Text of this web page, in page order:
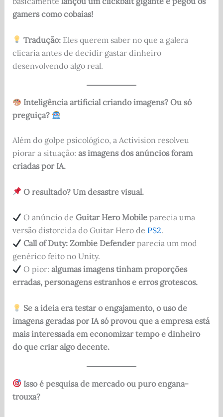
gamers como cobaias!
Tradução:Eles querem saber no que a galera
clicaria antes de decidir gastar dinheiro
desenvolvendo algo real.
Inteligência artificial criando imagens? Ou só
preguiça?
Além do golpe psicológico, a Activision resolveu
piorar a situação: as imagens dos anúncios foram
criadas por IA.
O resultado? Um desastre visual.
O anúncio de Guitar Hero Mobileparecia uma
versão distorcida do Guitar Hero de PS2.
Call of Duty: Zombie Defenderparecia um mod
genérico feito no Unity.
O pior: algumas imagens tinham proporções
erradas, personagens estranhos e erros grotescos.
Se a ideia era testar o engajamento, o uso de
imagens geradas por IA só provou que a empresa está
mais interessada em economizar tempo e dinheiro
do que criar algo decente.
Isso é pesquisa de mercado ou puro engana-
trouxa?